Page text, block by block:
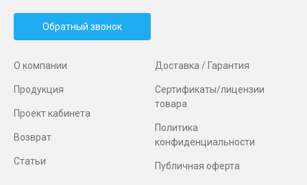
О компании
Продукция
Проект кабинета
Возврат
Статьи
Доставка / Гарантия
Сертификаты/лицензии
товара
Политика
конфиденциальности
Публичная оферта
Обратный звонок